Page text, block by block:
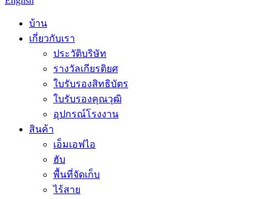
บ้าน
เกี่ยวกับเรา
ประวัติบริษัท
รางวัลเกียรติยศ
ใบรับรองสิทธิบัตร
ใบรับรองคุณวุฒิ
อุปกรณ์โรงงาน
สินค้า
เอ็มเอฟไอ
ฮับ
พื้นที่จัดเก็บ
ไร้สาย